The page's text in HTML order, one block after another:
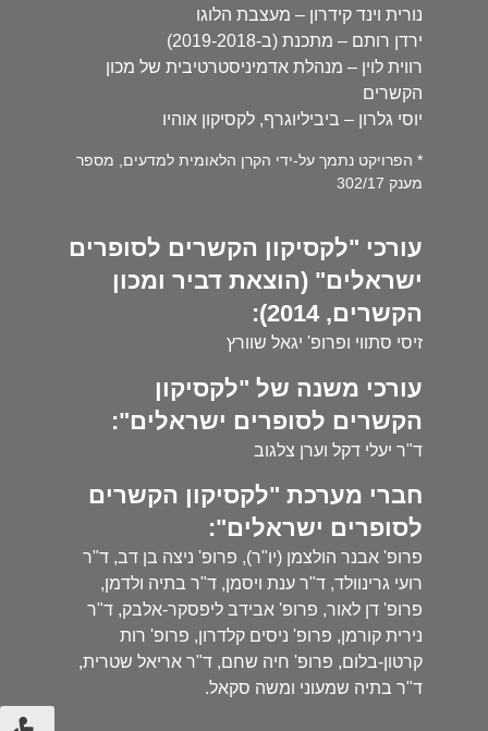
נורית וינד קידרון – מעצבת הלוגו
ירדן רותם – מתכנת (ב-2019-2018)
רווית לוין – מנהלת אדמיניסטרטיבית של מכון
הקשרים
יוסי גלרון – ביביליוגרף, לקסיקון אוהיו
* הפרויקט נתמך על-ידי הקרן הלאומית למדעים, מספר
מענק 302/17
עורכי "לקסיקון הקשרים לסופרים
ישראלים" (הוצאת דביר ומכון
הקשרים, 2014):
זיסי סתווי ופרופ' יגאל שוורץ
עורכי משנה של "לקסיקון
הקשרים לסופרים ישראלים":
ד"ר יעלי דקל וערן צלגוב
חברי מערכת "לקסיקון הקשרים
לסופרים ישראלים":
פרופ' אבנר הולצמן (יו"ר), פרופ' ניצה בן דב, ד"ר
רועי גרינוולד, ד"ר ענת ויסמן, ד"ר בתיה ולדמן,
פרופ' דן לאור, פרופ' אבידב ליפסקר-אלבק, ד"ר
נירית קורמן, פרופ' ניסים קלדרון, פרופ' רות
קרטון-בלום, פרופ' חיה שחם, ד"ר אריאל שטרית,
ד"ר בתיה שמעוני ומשה סקאל.